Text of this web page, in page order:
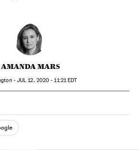
AMANDA MARS
- JUL 12, 2020 - 11:21EDT
Twitter
Redes Sociales